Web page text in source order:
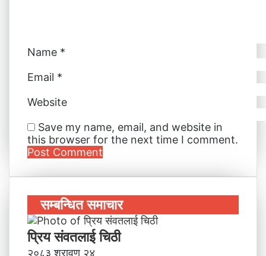
Name *
Email *
Website
Save my name, email, and website in
this browser for the next time I comment.
सम्बन्धित समाचार
प्रिय संवतलाई चिठी
२०८३ श्रावण २४